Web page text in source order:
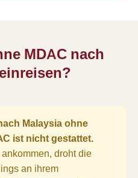
MDAC nach
Malaysia ohne
ist nicht gestattet.
droht die
an ihrem